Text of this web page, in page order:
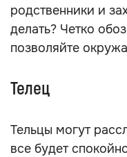
родственники и
делать? Четко
позволяйте
Телец
Тельцы могут
все будет